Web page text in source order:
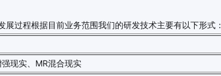
过程根据目前业务范围我们的研发技术主要有以下形式：
现实、MR混合现实